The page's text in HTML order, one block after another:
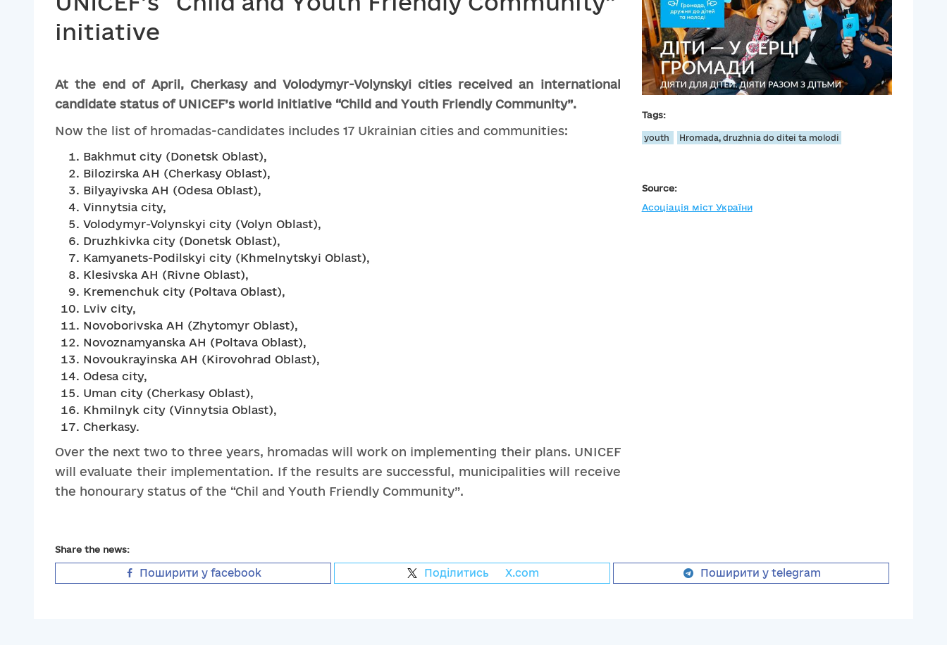
initiative
At the end of April, Cherkasy andVolodymyr-Volynskyi cities received an international
candidate status of UNICEF’s world initiative “Child and Youth Friendly Community”.
Now the list of hromadas-candidates includes 17 Ukrainian cities and communities:
Bakhmut city (Donetsk Oblast),
Bilozirska AH (Cherkasy Oblast),
Bilyayivska AH (Odesa Oblast),
Vinnytsia city,
Volodymyr-Volynskyi city (Volyn Oblast),
Druzhkivka city (Donetsk Oblast),
Kamyanets-Podilskyi city (Khmelnytskyi Oblast),
Klesivska AH (Rivne Oblast),
Kremenchuk city (Poltava Oblast),
Lviv city,
Novoborivska AH (Zhytomyr Oblast),
Novoznamyanska AH (Poltava Oblast),
Novoukrayinska AH (Kirovohrad Oblast),
Odesa city,
Uman city (Cherkasy Oblast),
Khmilnyk city (Vinnytsia Oblast),
Cherkasy.
Over the next two to three years, hromadas will work on implementing their plans. UNICEF
will evaluate their implementation. If the results are successful, municipalities will receive
the honourary status of the “Chil and Youth Friendly Community”.
Tags:
youth Hromada, druzhnia do ditei ta molodi
Source:
Асоціація міст України
Share the news:
Поширити у facebook Поділитись X.com Поширити у telegram